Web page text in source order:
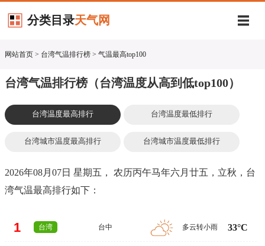
分类目录天气网
网站首页 > 台湾气温排行榜 > 气温最高top100
台湾气温排行榜（台湾温度从高到低top100）
台湾温度最高排行 台湾温度最低排行
台湾城市温度最高排行 台湾城市温度最低排行
2026年08月07日 星期五， 农历丙午马年六月廿五，立秋，台
湾气温最高排行如下：
1 台湾 台中 多云转小雨 33°C